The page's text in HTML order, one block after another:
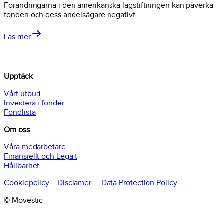
Förändringarna i den amerikanska lagstiftningen kan påverka
fonden och dess andelsägare negativt.
Läs mer
Upptäck
Vårt utbud
Investera i fonder
Fondlista
Om oss
Våra medarbetare
Finansiellt och Legalt
Hållbarhet
Cookiepolicy
Disclamer
Data Protection Policy
© Movestic